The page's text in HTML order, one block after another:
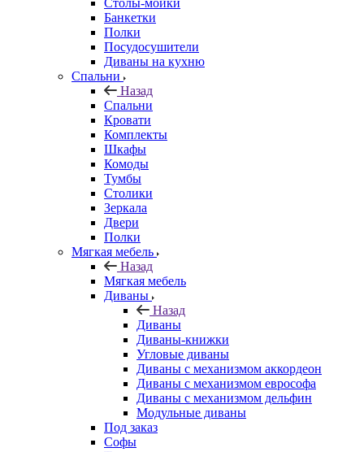
Столы-мойки
Банкетки
Полки
Посудосушители
Диваны на кухню
Спальни
Назад
Спальни
Кровати
Комплекты
Шкафы
Комоды
Тумбы
Столики
Зеркала
Двери
Полки
Мягкая мебель
Назад
Мягкая мебель
Диваны
Назад
Диваны
Диваны-книжки
Угловые диваны
Диваны с механизмом аккордеон
Диваны с механизмом еврософа
Диваны с механизмом дельфин
Модульные диваны
Под заказ
Софы